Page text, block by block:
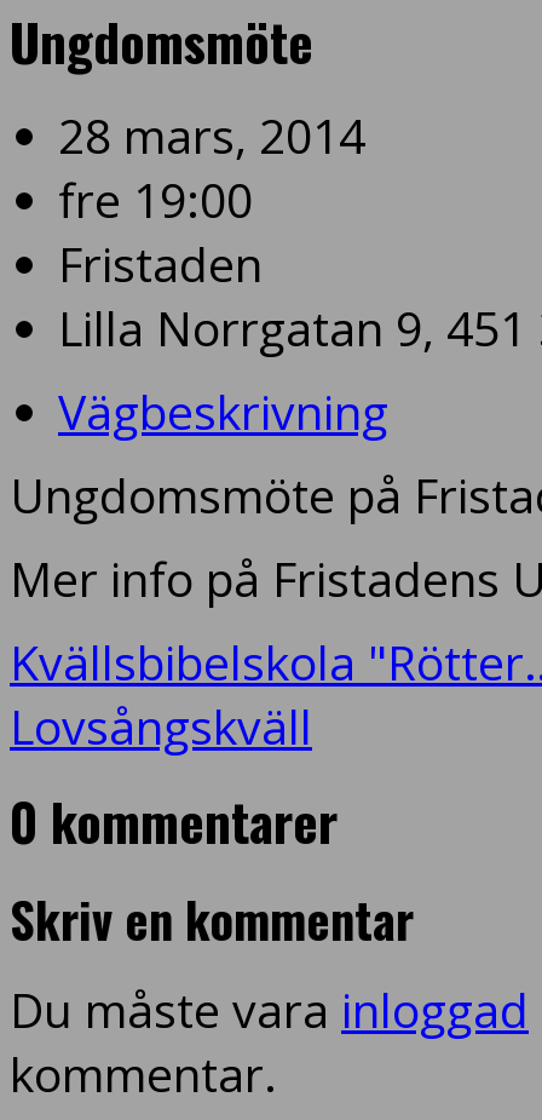
Ungdomsmöte
28 mars, 2014
fre 19:00
Fristaden
Lilla Norrgatan 9,
Vägbeskrivning
Ungdomsmöte på
Mer info på Fristadens
Kvällsbibelskola
Lovsångskväll
0 kommentarer
Skriv en kommentar
Du måste vara inloggad
kommentar.